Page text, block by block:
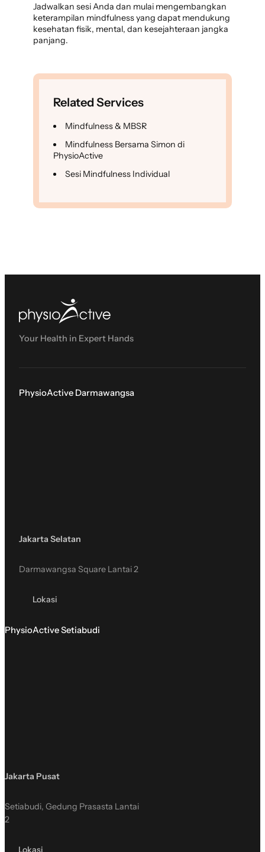
Jadwalkan sesi Anda dan mulai mengembangkan
keterampilan mindfulness yang dapat mendukung
kesehatan fisik, mental, dan kesejahteraan jangka
panjang.
Related Services
Mindfulness & MBSR
Mindfulness Bersama Simon di
PhysioActive
Sesi Mindfulness Individual
Your Health in Expert Hands
PhysioActive Darmawangsa
Jakarta Selatan
Darmawangsa Square Lantai 2
Lokasi
PhysioActive Setiabudi
Jakarta Pusat
Setiabudi, Gedung Prasasta Lantai
2
Lokasi